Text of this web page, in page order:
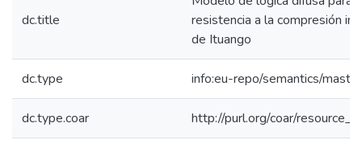
dc.title
resistencia a la compresión
de Ituango
dc.type info:eu-repo/semantics/
dc.type.coar http://purl.org/coar/